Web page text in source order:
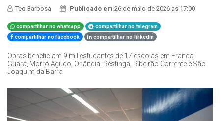
Teo Barbosa Publicado em26 de maio de 2026 às 17:00
compartilhar no whatsapp
compartilhar no telegram
compartilhar no facebook
compartilhar no linkedin
Obras beneficiam 9 mil estudantes de 17 escolas em Franca,
Guará, Morro Agudo, Orlândia, Restinga, Ribeirão Corrente e São
Joaquim da Barra